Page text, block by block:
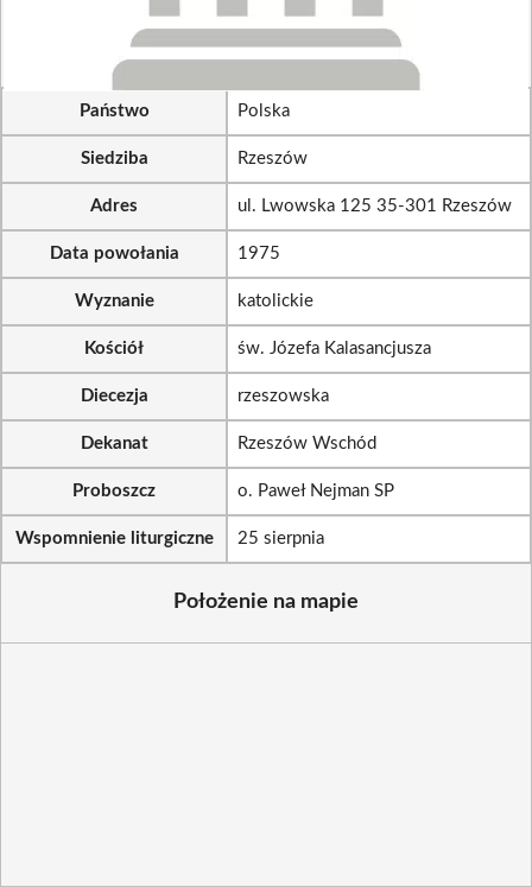
Państwo Polska
Siedziba Rzeszów
Adres ul. Lwowska 125 35-301 Rzeszów
Data powołania 1975
Wyznanie katolickie
Kościół św. Józefa Kalasancjusza
Diecezja rzeszowska
Dekanat Rzeszów Wschód
Proboszcz o. Paweł Nejman SP
Wspomnienie liturgiczne 25 sierpnia
Położenie na mapie